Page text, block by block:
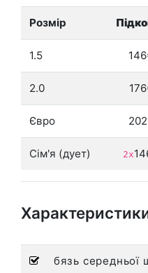
Розмір
1.5
2.0
Євро
Сім'я (дует) 2х
бязь середньої